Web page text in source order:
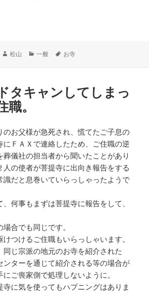
作
松山
カ
ー
一般
タ
お寺
タキャンしてしまっ
。
お父様が急死され、慌てたご子息の
にＦＡＸで連絡したため、ご住職の逆
葬儀社の担当者から聞いたことがあり
人の使者が菩提寺に出向き報告をする
識だと息巻いていらっしゃったようで
何事もまずは菩提寺に報告をして、
合でも同じです。
つけるご住職もいらっしゃいます。
同じ宗派の地元のお寺を紹介された
ンターを通じて紹介される等の場合が
ご喪家側で処理しないように。
に気を使ってもハプニングはありま